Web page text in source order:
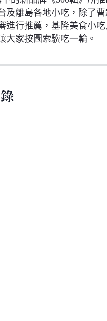
及離島各地小吃，除了
行推薦，基隆美食小
大家按圖索驥吃一輪。